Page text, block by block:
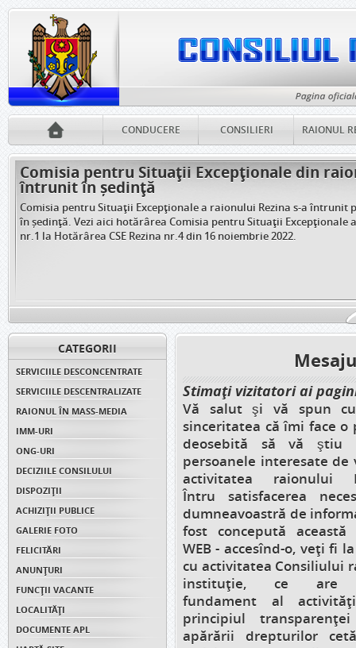
CONDUCERE CONSILIERI RAIONUL
Comisia pentru Situații Excepționale din
întrunit în ședință
Comisia pentru Situații Excepționale a raionului Rezina s-a întrunit
în ședință. Vezi aici hotărârea Comisia pentru Situații Excepționale
nr.1 la Hotărârea CSE Rezina nr.4 din 16 noiembrie 2022.
CATEGORII
SERVICIILE DESCONCENTRATE
SERVICIILE DESCENTRALIZATE
RAIONUL ÎN MASS-MEDIA
IMM-URI
ONG-URI
DECIZIILE CONSILULUI
DISPOZIŢII
ACHIZIȚII PUBLICE
GALERIE FOTO
FELICITĂRI
ANUNŢURI
FUNCȚII VACANTE
LOCALITĂȚI
DOCUMENTE APL
Stimaţi vizitatori ai
Vă salut şi vă spun
sinceritatea că îmi face o
deosebită să vă ştiu
persoanele interesate de
activitatea raionului
Întru satisfacerea
dumneavoastră de
fost concepută această
WEB - accesînd-o, veţi fi
cu activitatea Consiliului
instituţie, ce are
fundament al
principiul
apărării drepturilor